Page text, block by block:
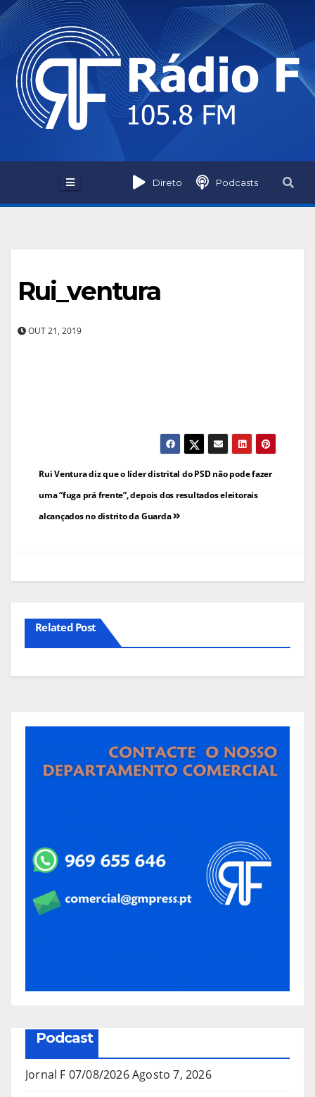
Skip
to
content
Direto Podcasts
Rui_ventura
OUT 21, 2019
Navegação
de
artigos
Rui Ventura diz que o líder distrital do PSD não pode fazer
uma “fuga prá frente”, depois dos resultados eleitorais
alcançados no distrito da Guarda
Related Post
Podcast
Jornal F 07/08/2026Agosto 7, 2026